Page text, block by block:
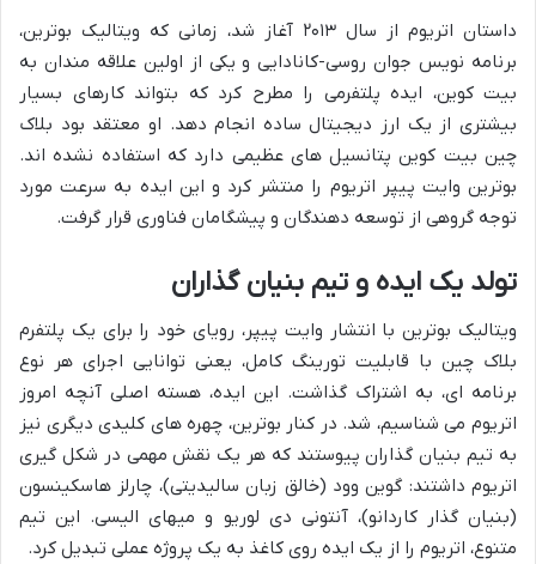
داستان اتریوم از سال ۲۰۱۳ آغاز شد، زمانی که ویتالیک بوترین،
برنامه نویس جوان روسی-کانادایی و یکی از اولین علاقه مندان به
بیت کوین، ایده پلتفرمی را مطرح کرد که بتواند کارهای بسیار
بیشتری از یک ارز دیجیتال ساده انجام دهد. او معتقد بود بلاک
چین بیت کوین پتانسیل های عظیمی دارد که استفاده نشده اند.
بوترین وایت پیپر اتریوم را منتشر کرد و این ایده به سرعت مورد
توجه گروهی از توسعه دهندگان و پیشگامان فناوری قرار گرفت.
تولد یک ایده و تیم بنیان گذاران
ویتالیک بوترین با انتشار وایت پیپر، رویای خود را برای یک پلتفرم
بلاک چین با قابلیت تورینگ کامل، یعنی توانایی اجرای هر نوع
برنامه ای، به اشتراک گذاشت. این ایده، هسته اصلی آنچه امروز
اتریوم می شناسیم، شد. در کنار بوترین، چهره های کلیدی دیگری نیز
به تیم بنیان گذاران پیوستند که هر یک نقش مهمی در شکل گیری
اتریوم داشتند: گوین وود (خالق زبان سالیدیتی)، چارلز هاسکینسون
(بنیان گذار کاردانو)، آنتونی دی لوریو و میهای الیسی. این تیم
متنوع، اتریوم را از یک ایده روی کاغذ به یک پروژه عملی تبدیل کرد.